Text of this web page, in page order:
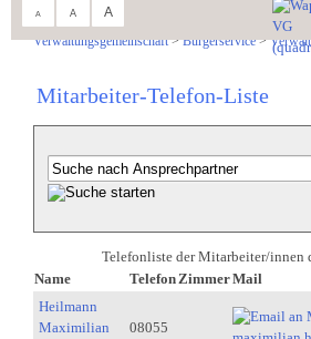
A A A
Verwaltungsgemeinschaft>Bürgerservice>
Mitarbeiter-Telefon-Liste
Telefonliste der Mitarbeiter/innen
Name
Telefon ZimmerMail
Heilmann
Maximilian
08055